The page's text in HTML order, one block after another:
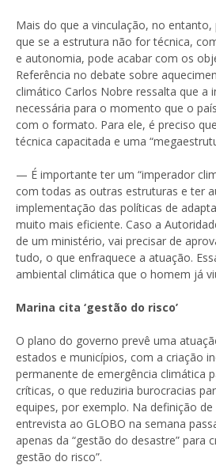
Mais do que a vinculação, no
que se a estrutura não for técnica,
e autonomia, pode acabar com os
Referência no debate sobre
climático Carlos Nobre ressalta que a
necessária para o momento que o
com o formato. Para ele, é preciso
técnica capacitada e uma
— É importante ter um “imperador
com todas as outras estruturas e ter
implementação das políticas de
muito mais eficiente. Caso a
de um ministério, vai precisar de
tudo, o que enfraquece a atuação.
ambiental climática que o homem já
Marina cita ‘gestão do risco’
O plano do governo prevê uma
estados e municípios, com a criação
permanente de emergência climática
críticas, o que reduziria burocracias
equipes, por exemplo. Na definição de
entrevista ao GLOBO na semana
apenas da “gestão do desastre” para
gestão do risco”.